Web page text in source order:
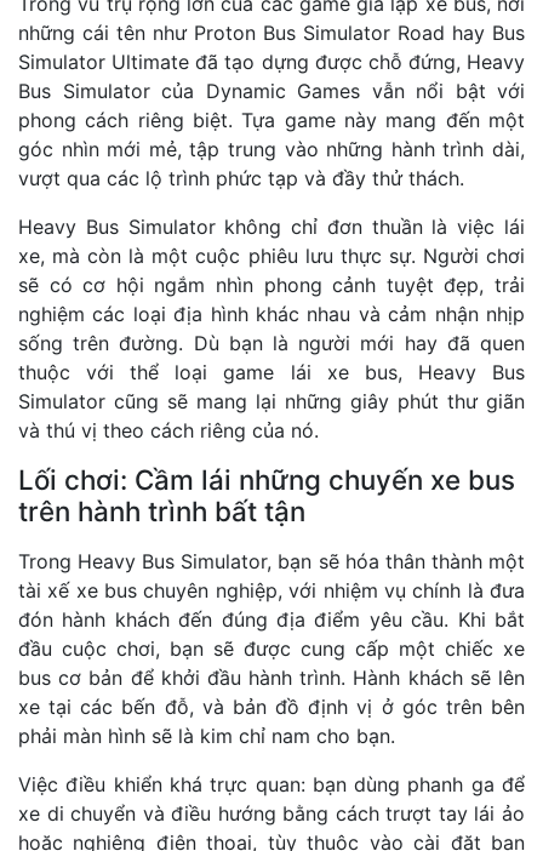
những cái tên như Proton Bus Simulator Road hay Bus
Simulator Ultimate đã tạo dựng được chỗ đứng, Heavy
Bus Simulator của Dynamic Games vẫn nổi bật với
phong cách riêng biệt. Tựa game này mang đến một
góc nhìn mới mẻ, tập trung vào những hành trình dài,
vượt qua các lộ trình phức tạp và đầy thử thách.
Heavy Bus Simulator không chỉ đơn thuần là việc lái
xe, mà còn là một cuộc phiêu lưu thực sự. Người chơi
sẽ có cơ hội ngắm nhìn phong cảnh tuyệt đẹp, trải
nghiệm các loại địa hình khác nhau và cảm nhận nhịp
sống trên đường. Dù bạn là người mới hay đã quen
thuộc với thể loại game lái xe bus, Heavy Bus
Simulator cũng sẽ mang lại những giây phút thư giãn
và thú vị theo cách riêng của nó.
Lối chơi: Cầm lái những chuyến xe bus
trên hành trình bất tận
Trong Heavy Bus Simulator, bạn sẽ hóa thân thành một
tài xế xe bus chuyên nghiệp, với nhiệm vụ chính là đưa
đón hành khách đến đúng địa điểm yêu cầu. Khi bắt
đầu cuộc chơi, bạn sẽ được cung cấp một chiếc xe
bus cơ bản để khởi đầu hành trình. Hành khách sẽ lên
xe tại các bến đỗ, và bản đồ định vị ở góc trên bên
phải màn hình sẽ là kim chỉ nam cho bạn.
Việc điều khiển khá trực quan: bạn dùng phanh ga để
xe di chuyển và điều hướng bằng cách trượt tay lái ảo
hoặc nghiêng điện thoại, tùy thuộc vào cài đặt bạn